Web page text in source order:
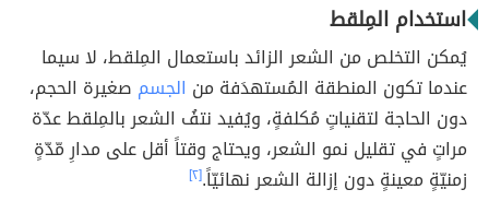
استخدام المِلقط
يُمكن التخلص من الشعر الزائد باستعمال المِلقط، لا سيما
عندما تكون المنطقة المُستهدَفة من الجسم صغيرة الحجم،
دون الحاجة لتقنياتٍ مُكلفةٍ، ويُفيد نتفُ الشعر بالمِلقط عدّة
مراتٍ في تقليل نمو الشعر، ويحتاج وقتاً أقل على مدارِ مّدّةٍ
زمنيّةٍ معينةٍ دون إزالة الشعر نهائيّاً.[٢]